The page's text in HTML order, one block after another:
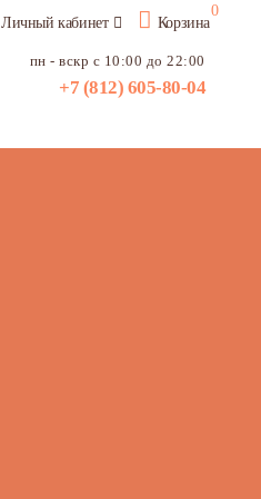
Личный кабинет Корзина
0
пн - вскр с 10:00 до 22:00
+7 (812) 605-80-04